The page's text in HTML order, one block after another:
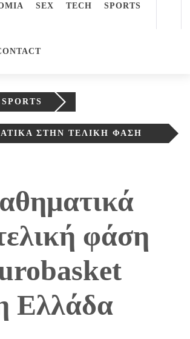
SEX TECH SPORTS
SPORTS
ΣΤΗΝ ΤΕΛΙΚΉ ΦΆΣΗ
φάση
Ελλάδα